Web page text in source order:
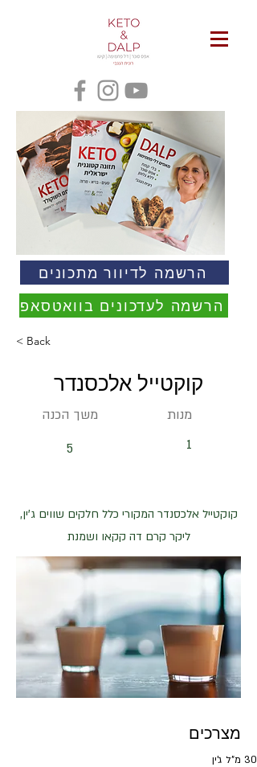
הרשמה לדיוור מתכונים
הרשמה לעדכונים בוואטסאפ
< Back
קוקטייל אלכסנדר
משך הכנה
5
מנות
1
קוקטייל אלכסנדר המקורי כלל חלקים שווים ג'ין,
ליקר קרם דה קקאו ושמנת
מצרכים
30 מ"ל ג'ין